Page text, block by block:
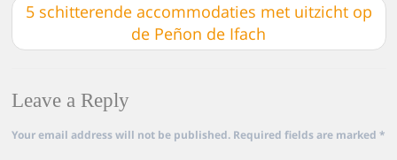
5 schitterende accommodaties met uitzicht op
de Peñon de Ifach
Leave a Reply
Your email address will not be published.Required fields are marked *